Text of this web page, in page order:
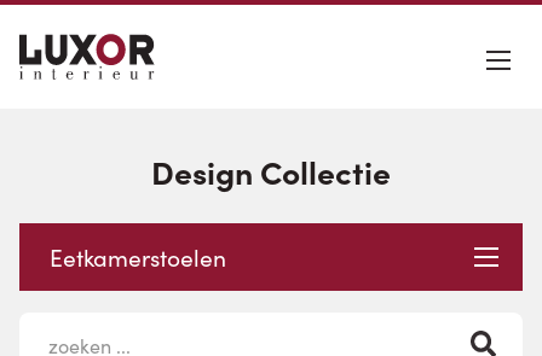
Design Collectie
Eetkamerstoelen